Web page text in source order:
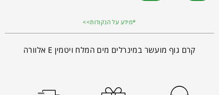
*מידע על הנקודות>>
קרם גוף מועשר במינרלים מים המלח ויטמין E אלוורה